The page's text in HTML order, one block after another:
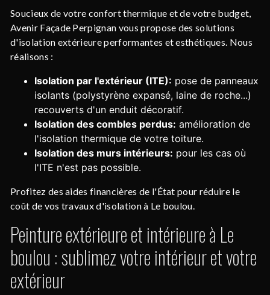
Soucieux de votre confort thermique et de votre budget,
Avenir Façade Perpignan vous propose des solutions
d'isolation extérieure performantes et esthétiques. Nous
réalisons :
Isolation par l'extérieur (ITE): pose de panneaux
isolants (polystyrène expansé, laine de roche...)
recouverts d'un enduit décoratif.
Isolation des combles perdus: amélioration de
l'isolation thermique de votre toiture.
Isolation des murs intérieurs: pour les cas où
l'ITE n'est pas possible.
Profitez des aides financières de l'État pour réduire le
coût de vos travaux d'isolation à Le boulou.
Peinture extérieure et intérieure à Le
boulou : sublimez votre intérieur et votre
extérieur